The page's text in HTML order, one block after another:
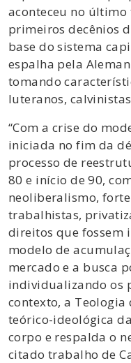
aconteceu no último
primeiros decênios
base do sistema
espalha pela
tomando
luteranos,
“Com a crise do
iniciada no fim da
processo de
80 e início de 90,
neoliberalismo,
trabalhistas,
direitos que fossem
modelo de
mercado e a busca
individualizando os
contexto, a
teórico-ideológica
corpo e respalda o
citado trabalho de